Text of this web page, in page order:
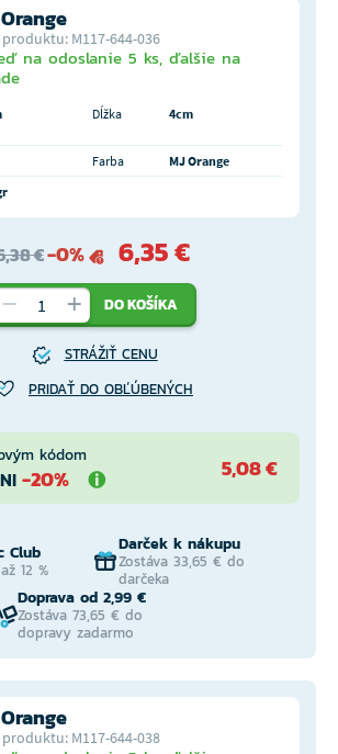
M117-644-036
na odoslanie 5 ks, ďalšie na
Dĺžka 4cm
Farba
MJ Orange
€-0% 6,35 €
DO KOŠÍKA
STRÁŽIŤ CENU
PRIDAŤ DO OBĽÚBENÝCH
kódom
-20% 5,08 €
Club
12 %
Darček k nákupu
Zostáva 33,65 € do
darčeka
Doprava od 2,99 €
Zostáva 73,65 € do
dopravy zadarmo
M117-644-038